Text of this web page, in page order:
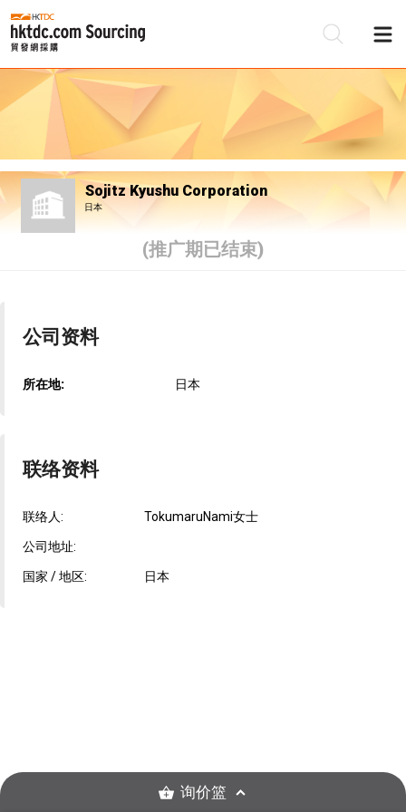
Sojitz Kyushu Corporation
日本
(推广期已结束)
公司资料
所在地: 日本
联络资料
联络人: TokumaruNami女士
公司地址:
国家 / 地区: 日本
询价篮